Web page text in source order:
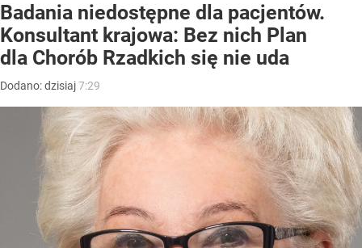
Badania niedostępne dla pacjentów.
Konsultant krajowa: Bez nich Plan
dla Chorób Rzadkich się nie uda
Dodano:dzisiaj7:29